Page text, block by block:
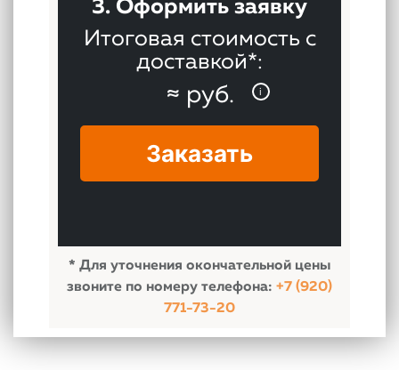
Нажимая на кнопку «Отправить»,
персональных данных
Согласие на обработку
персональных данных
обработки персональных данных
3. Оформить заявку
Итоговая стоимость с
доставкой*:
≈ руб. i
Заказать
* Для уточнения окончательной цены
звоните по номеру телефона: +7 (920)
771-73-20